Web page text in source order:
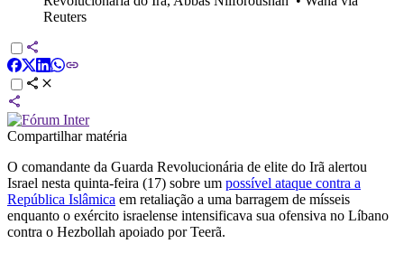
Reuters
Compartilhar matéria
O comandante da Guarda Revolucionária de elite do Irã alertou
Israel nesta quinta-feira (17) sobre um possível ataque contra a
República Islâmica em retaliação a uma barragem de mísseis
enquanto o exército israelense intensificava sua ofensiva no Líbano
contra o Hezbollah apoiado por Teerã.